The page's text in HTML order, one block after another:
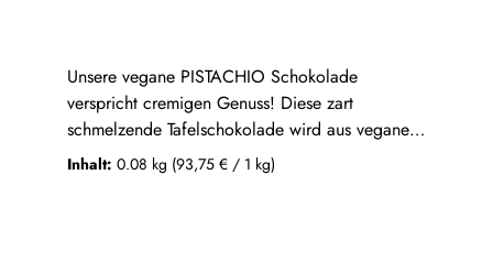
Unsere vegane PISTACHIO Schokolade
verspricht cremigen Genuss! Diese zart
schmelzende Tafelschokolade wird aus veganer
weißer Schokolade mit vermahlenen Pistazien in
Handarbeit in unserer Schoko-Manufaktur
Inhalt: 0.08 kg (93,75 € / 1 kg)